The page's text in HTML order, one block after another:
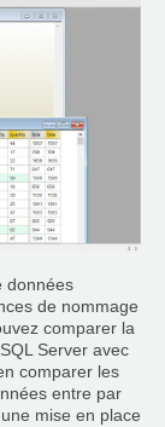
données
de nommage
comparer la
Server avec
comparer les
entre par
mise en place